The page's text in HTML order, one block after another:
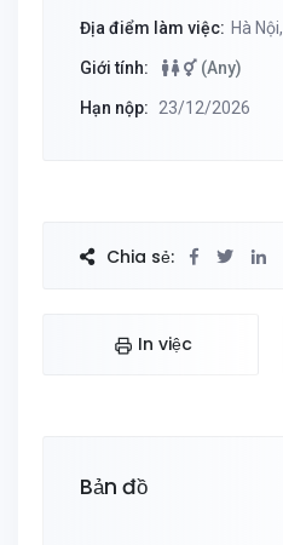
Địa điểm làm việc: Hà Nội,
Giới tính: (Any)
Hạn nộp: 23/12/2026
Chia sẻ:
In việc
Bản đồ